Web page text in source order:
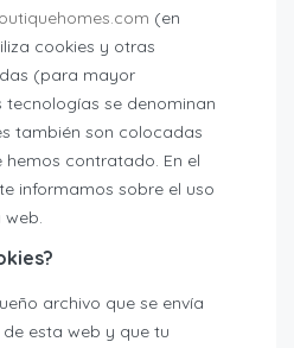
(en
cookies y otras
(para mayor
se denominan
también son colocadas
contratado. En el
informamos sobre el uso
web.
archivo que se envía
esta web y que tu